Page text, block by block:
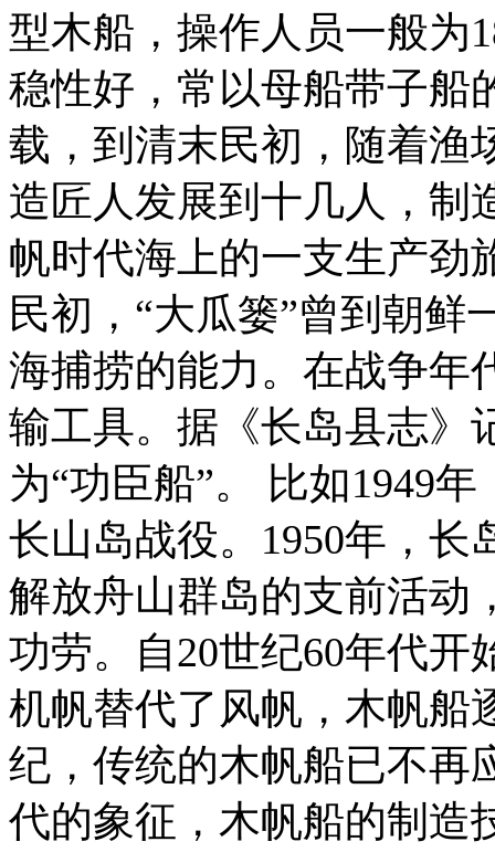
型木船，操作人员一般为
稳性好，常以母船带子船
载，到清末民初，随着渔
造匠人发展到十几人，制
帆时代海上的一支生产劲
民初，“大瓜篓”曾到朝鲜
海捕捞的能力。在战争年
输工具。据《长岛县志》
为“功臣船”。 比如1949
长山岛战役。1950年，长
解放舟山群岛的支前活动
功劳。自20世纪60年代
机帆替代了风帆，木帆船
纪，传统的木帆船已不再
代的象征，木帆船的制造